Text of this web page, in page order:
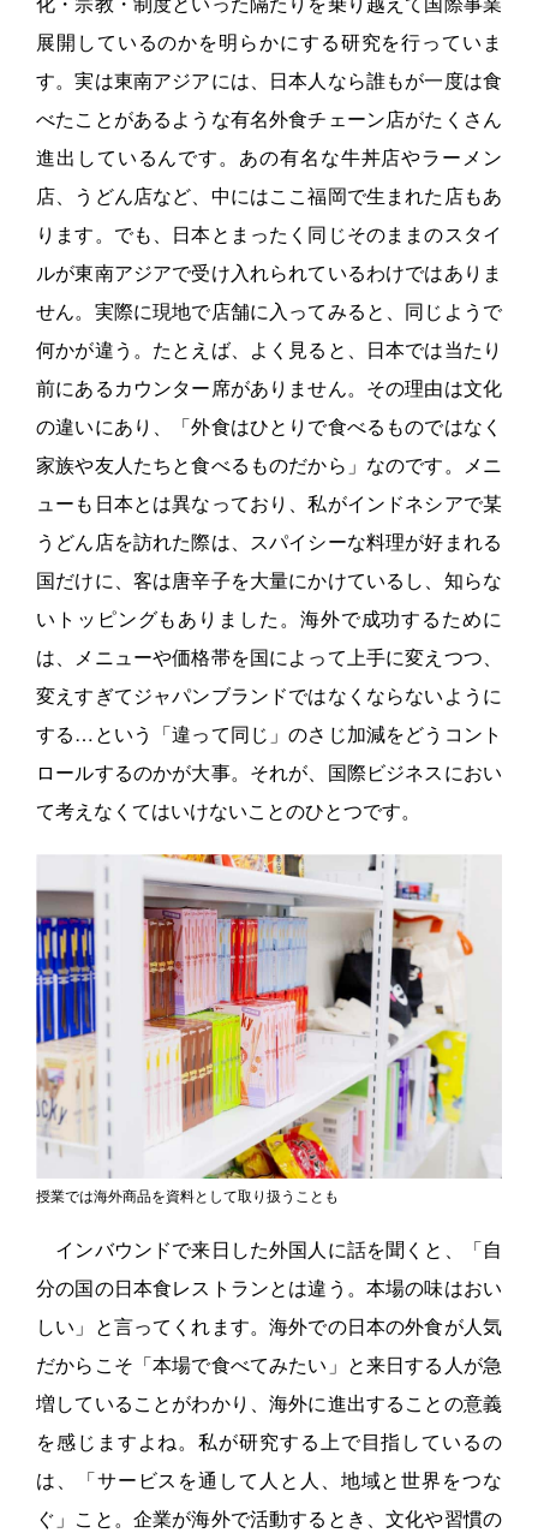
展開しているのかを明らかにする研究を行っていま
す。実は東南アジアには、日本人なら誰もが一度は食
べたことがあるような有名外食チェーン店がたくさん
進出しているんです。あの有名な牛丼店やラーメン
店、うどん店など、中にはここ福岡で生まれた店もあ
ります。でも、日本とまったく同じそのままのスタイ
ルが東南アジアで受け入れられているわけではありま
せん。実際に現地で店舗に入ってみると、同じようで
何かが違う。たとえば、よく見ると、日本では当たり
前にあるカウンター席がありません。その理由は文化
の違いにあり、「外食はひとりで食べるものではなく
家族や友人たちと食べるものだから」なのです。メニ
ューも日本とは異なっており、私がインドネシアで某
うどん店を訪れた際は、スパイシーな料理が好まれる
国だけに、客は唐辛子を大量にかけているし、知らな
いトッピングもありました。海外で成功するために
は、メニューや価格帯を国によって上手に変えつつ、
変えすぎてジャパンブランドではなくならないように
する…という「違って同じ」のさじ加減をどうコント
ロールするのかが大事。それが、国際ビジネスにおい
て考えなくてはいけないことのひとつです。
授業では海外商品を資料として取り扱うことも
インバウンドで来日した外国人に話を聞くと、「自
分の国の日本食レストランとは違う。本場の味はおい
しい」と言ってくれます。海外での日本の外食が人気
だからこそ「本場で食べてみたい」と来日する人が急
増していることがわかり、海外に進出することの意義
を感じますよね。私が研究する上で目指しているの
は、「サービスを通して人と人、地域と世界をつな
ぐ」こと。企業が海外で活動するとき、文化や習慣の